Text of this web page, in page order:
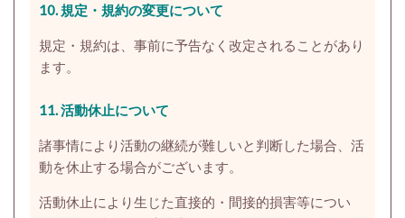
10.規定・規約の変更について
規定・規約は、事前に予告なく改定されることがあり
ます。
11. 活動休止について
諸事情により活動の継続が難しいと判断した場合、活
動を休止する場合がございます。
活動休止により生じた直接的・間接的損害等につい